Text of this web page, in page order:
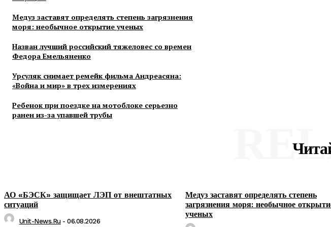
Медуз заставят определять степень загрязнения
моря: необычное открытие ученых
Назван лучший российский тяжеловес со времен
Федора Емельяненко
Урсуляк снимает ремейк фильма Андреасяна:
«Война и мир» в трех измерениях
Ребенок при поездке на мотоблоке серьезно
ранен из-за упавшей трубы
АО «БЭСК» защищает ЛЭП от внештатных
ситуаций
Unit-News.ru - 06.08.2026
Медуз заставят определять степень
загрязнения моря: необычное
ученых